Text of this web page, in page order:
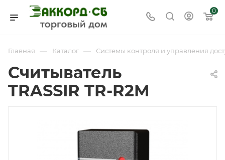
0
Главная — Каталог — Системы контроля и управления
Считыватель
TRASSIR TR-R2M